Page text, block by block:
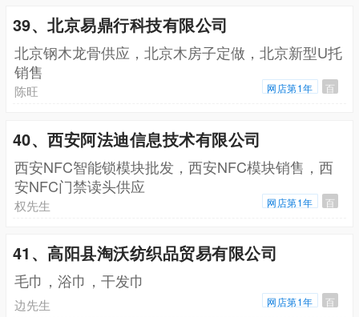
39、北京易鼎行科技有限公司
北京钢木龙骨供应，北京木房子定做，北京新型U托
销售
陈旺 网店第1年 百
40、西安阿法迪信息技术有限公司
西安NFC智能锁模块批发，西安NFC模块销售，西
安NFC门禁读头供应
权先生 网店第1年 百
41、高阳县淘沃纺织品贸易有限公司
毛巾，浴巾，干发巾
边先生 网店第1年 百